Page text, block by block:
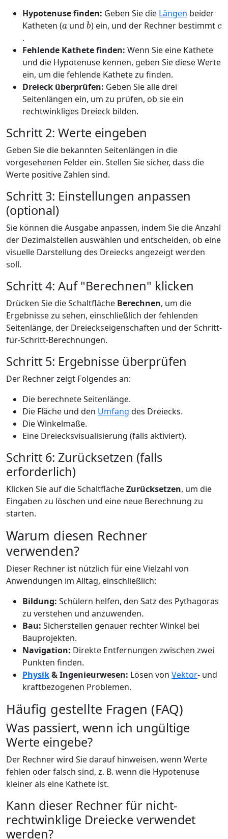
Hypotenuse finden: Geben Sie die Längen beider
Katheten (
a
und
b
) ein, und der Rechner bestimmt
.
Fehlende Kathete finden: Wenn Sie eine Kathete
und die Hypotenuse kennen, geben Sie diese Werte
ein, um die fehlende Kathete zu finden.
Dreieck überprüfen: Geben Sie alle drei
Seitenlängen ein, um zu prüfen, ob sie ein
rechtwinkliges Dreieck bilden.
Schritt 2: Werte eingeben
Geben Sie die bekannten Seitenlängen in die
vorgesehenen Felder ein. Stellen Sie sicher, dass die
Werte positive Zahlen sind.
Schritt 3: Einstellungen anpassen
(optional)
Sie können die Ausgabe anpassen, indem Sie die Anzahl
der Dezimalstellen auswählen und entscheiden, ob eine
visuelle Darstellung des Dreiecks angezeigt werden
soll.
Schritt 4: Auf "Berechnen" klicken
Drücken Sie die Schaltfläche Berechnen, um die
Ergebnisse zu sehen, einschließlich der fehlenden
Seitenlänge, der Dreieckseigenschaften und der Schritt-
für-Schritt-Berechnungen.
Schritt 5: Ergebnisse überprüfen
Der Rechner zeigt Folgendes an:
Die berechnete Seitenlänge.
Die Fläche und den Umfang des Dreiecks.
Die Winkelmaße.
Eine Dreiecksvisualisierung (falls aktiviert).
Schritt 6: Zurücksetzen (falls
erforderlich)
Klicken Sie auf die SchaltflächeZurücksetzen, um die
Eingaben zu löschen und eine neue Berechnung zu
starten.
Warum diesen Rechner
verwenden?
Dieser Rechner ist nützlich für eine Vielzahl von
Anwendungen im Alltag, einschließlich:
Bildung: Schülern helfen, den Satz des Pythagoras
zu verstehen und anzuwenden.
Bau: Sicherstellen genauer rechter Winkel bei
Bauprojekten.
Navigation: Direkte Entfernungen zwischen zwei
Punkten finden.
Physik& Ingenieurwesen: Lösen von Vektor- und
kraftbezogenen Problemen.
Häufig gestellte Fragen (FAQ)
Was passiert, wenn ich ungültige
Werte eingebe?
Der Rechner wird Sie darauf hinweisen, wenn Werte
fehlen oder falsch sind, z. B. wenn die Hypotenuse
kleiner als eine Kathete ist.
Kann dieser Rechner für nicht-
rechtwinklige Dreiecke verwendet
werden?